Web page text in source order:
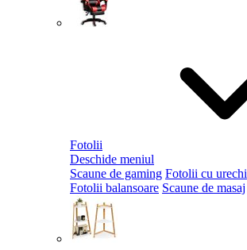
Fotolii
Deschide meniul
Scaune de gaming Fotolii cu urechi
Fotolii balansoare Scaune de masaj